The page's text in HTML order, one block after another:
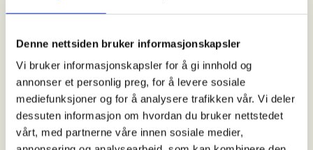
Denne nettsiden bruker informasjonskapsler
Vi bruker informasjonskapsler for å gi innhold og
annonser et personlig preg, for å levere sosiale
mediefunksjoner og for å analysere trafikken vår. Vi deler
dessuten informasjon om hvordan du bruker nettstedet
vårt, med partnerne våre innen sosiale medier,
Gode sko og klær. Husk at du skal kunne holde deg
varm ved pauser eller om det skulle skje noe (skade,
ulykke etc) som gjør at det tar lenger tid å komme
seg tilbake.